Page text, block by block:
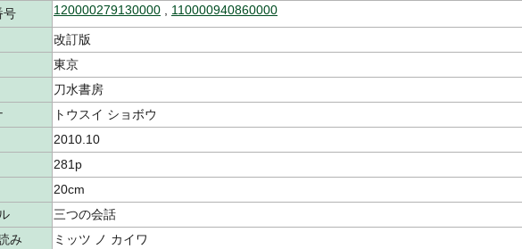
号
120000279130000 110000940860000
改訂版
東京
刀水書房
トウスイ ショボウ
2010.10
281p
20cm
三つの会話
み
ミッツ ノ カイワ